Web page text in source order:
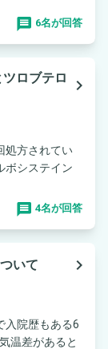
6名が回答
ロブテロ
navigate_next
処方されてい
ボシステイン
4名が回答
いて
navigate_next
入院歴もある6
温差があると